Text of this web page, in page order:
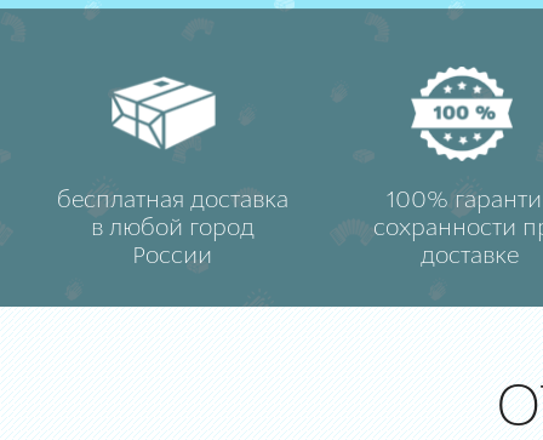
бесплатная доставка
в любой город
России
100%
сохранности
доставке